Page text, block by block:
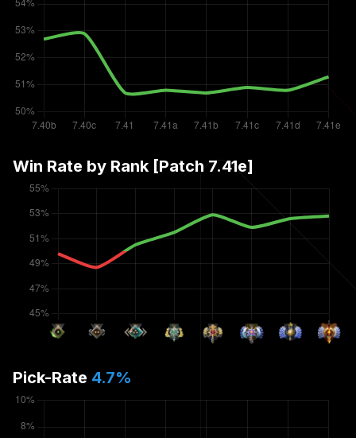
Win Rate by Rank [Patch7.41e]
Pick-Rate 4.7%